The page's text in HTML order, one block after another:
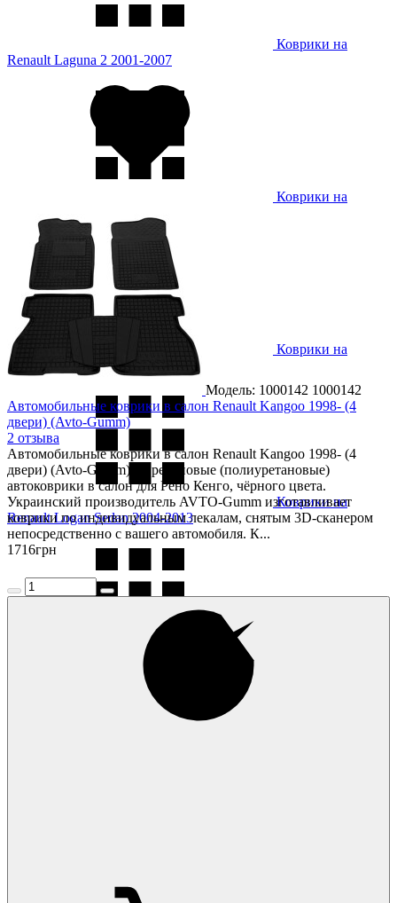
Коврики на
Renault Laguna 2 2001-2007
Коврики на
Коврики на
Renault Lodgy 2013-
Коврики на
Renault Logan Sedan 2004-2013
Renault Logan MCV 2008-2013
Модель: 1000142 1000142
Автомобильные коврики в салон Renault Kangoo 1998- (4
двери) (Avto-Gumm)
2 отзыва
Автомобильные коврики в салон Renault Kangoo 1998- (4
двери) (Avto-Gumm) — резиновые (полиуретановые)
автоковрики в салон для Рено Кенго, чёрного цвета.
Украинский производитель AVTO-Gumm изготавливает
коврики по индивидуальным лекалам, снятым 3D-сканером
непосредственно с вашего автомобиля. К...
1716грн